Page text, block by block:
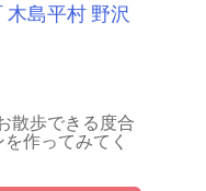
木島平村 野沢
散歩できる度合
作ってみてく